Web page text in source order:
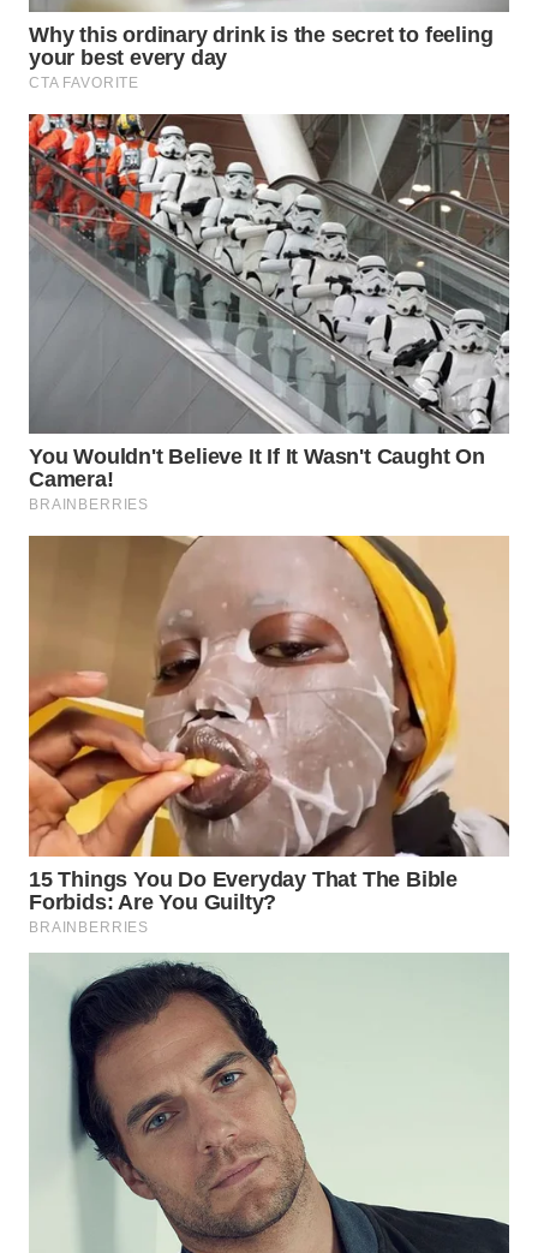
SERDANG
WN
TINGGI
WN
PAKPAK
WN
KARAWANG
WN
BOGOR
UTARA
WN
SAMOSIR
WN
PADANG
LAWAS
WN
SUMEDANG
WN
CIANJUR
WN
KEPULAUAN
SERIBU